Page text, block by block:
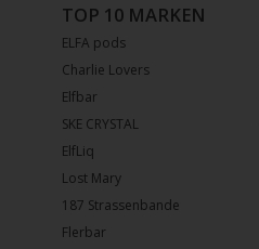
TOP 10 MARKEN
ELFA pods
Charlie Lovers
Elfbar
SKE CRYSTAL
ElfLiq
Lost Mary
187 Strassenbande
Flerbar